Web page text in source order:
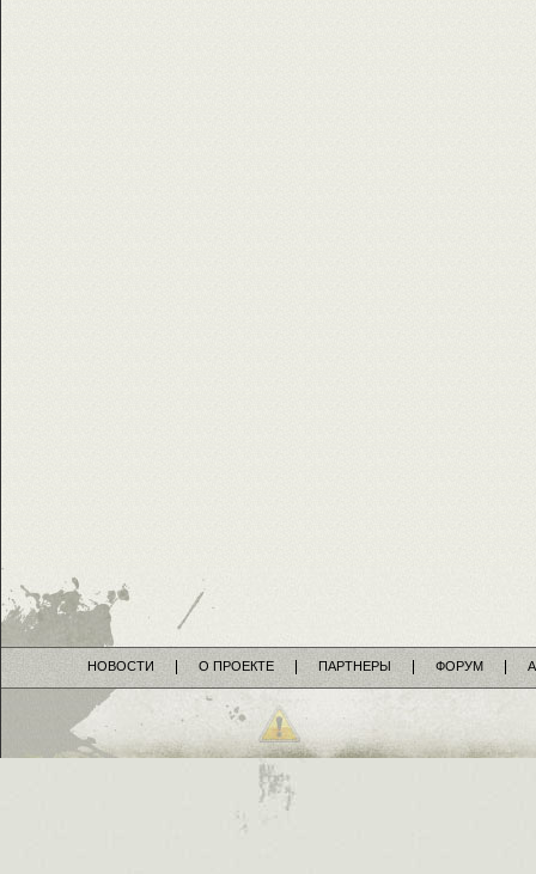
НОВОСТИ О ПРОЕКТЕ ПАРТНЕРЫ ФОРУМ